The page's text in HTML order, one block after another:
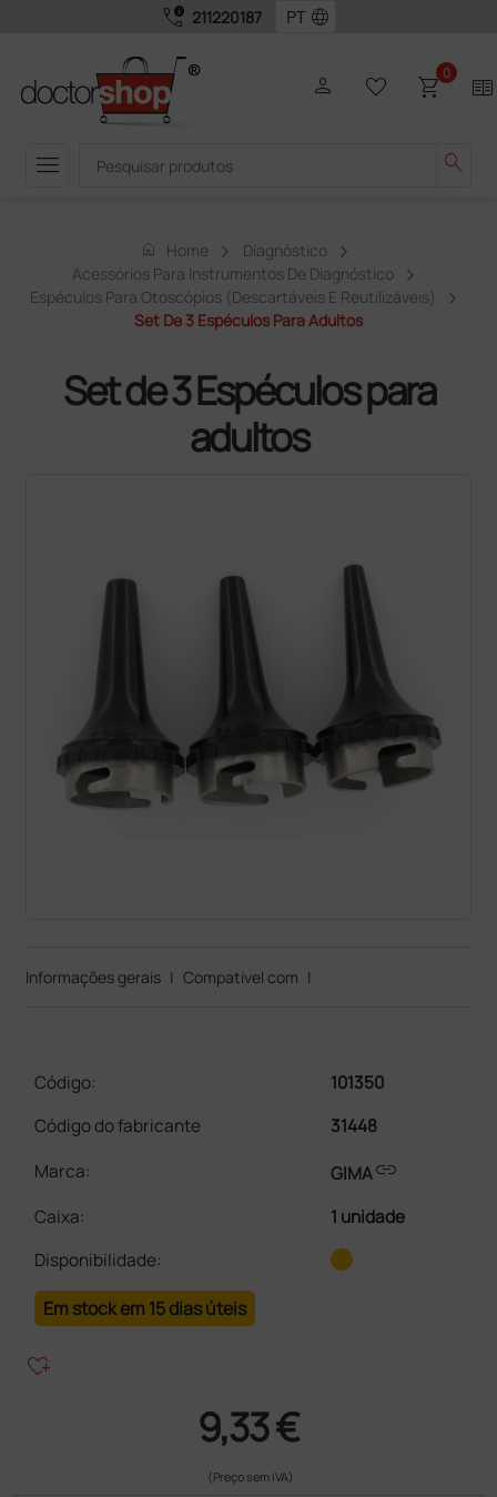
call_quality 211220187 language
menu search
person favorite_border shopping_cart0 two_pager
home Home
Diagnóstico
Acessórios Para Instrumentos De Diagnóstico
Espéculos Para Otoscópios (descartáveis ​​e Reutilizáveis)
Set De 3 Espéculos Para Adultos
Set de 3 Espéculos para
adultos
Informações gerais | Compatível com |
Código:
101350
Código do fabricante
31448
Marca:
GIMAlink
Caixa:
1 unidade
Disponibilidade:
Em stock em 15 dias úteis
heart_plus
9,33 €
(Preço sem IVA)